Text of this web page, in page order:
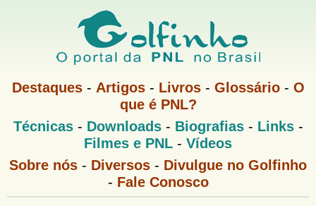
Pular
para
o
principal
G
f
i
M
u
Destaques- Artigos- Livros- Glossário- O
que é PNL?
M
e
P
Técnicas- Downloads- Biografias- Links-
Filmes e PNL - Vídeos
G
Sobre nós - Diversos - Divulgue no Golfinho
- Fale Conosco